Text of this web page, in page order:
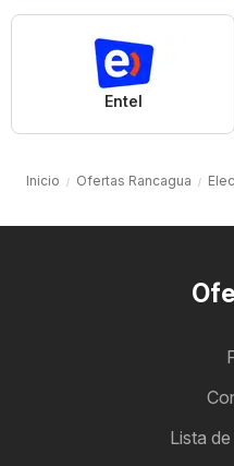
Entel
Inicio Ofertas Rancagua
Lista